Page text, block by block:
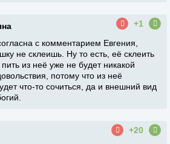
+1
с комментарием Евгения,
не склеишь. Ну то есть, её склеить
из неё уже не будет никакой
потому что из неё
что-то сочиться, да и внешний вид
+20